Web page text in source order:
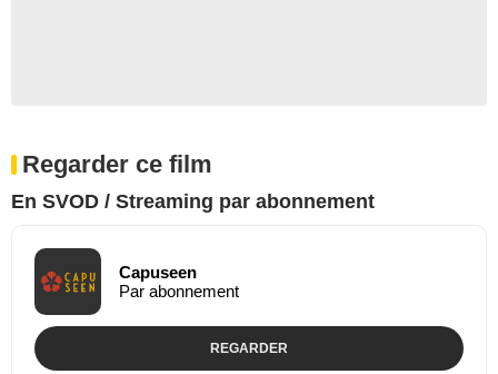
Regarder ce film
En SVOD / Streaming par abonnement
Capuseen
Par abonnement
REGARDER